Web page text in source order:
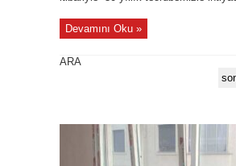
Devamını Oku »
ARA